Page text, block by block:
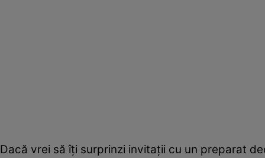
Dacă vrei să îţi surprinzi invitaţii cu un preparat